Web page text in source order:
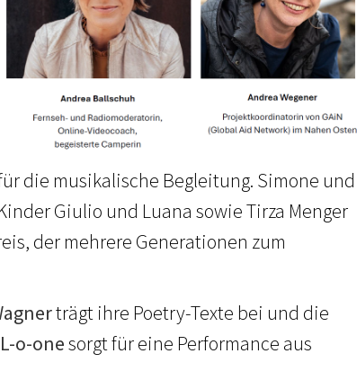
die musikalische Begleitung. Simone und
Giulio und Luana sowie Tirza Menger
der mehrere Generationen zum
trägt ihre Poetry-Texte bei und die
o-onesorgt für eine Performance aus